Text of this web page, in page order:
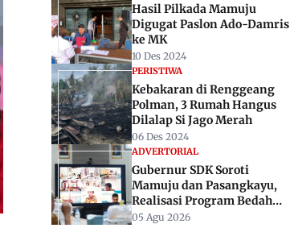
Hasil Pilkada Mamuju
Digugat Paslon Ado-Damris
ke MK
10 Des 2024
PERISTIWA
Kebakaran di Renggeang
Polman, 3 Rumah Hangus
Dilalap Si Jago Merah
06 Des 2024
ADVERTORIAL
Gubernur SDK Soroti
Mamuju dan Pasangkayu,
Realisasi Program Bedah
Rumah BSPS Masih Nol
05 Agu 2026